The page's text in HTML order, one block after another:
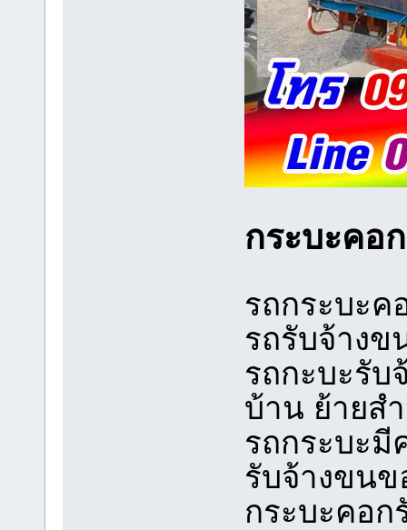
กระบะคอ
รถกระบะ
รถรับจ้างข
รถกะบะรับ
บ้าน ย้ายส
รถกระบะมี
รับจ้างขนข
กระบะคอก